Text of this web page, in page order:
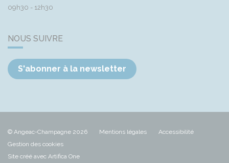
09h30 - 12h30
NOUS SUIVRE
S'abonner à la newsletter
© Angeac-Champagne 2026 Mentions légales
Accessibilité
Gestion des cookies
Site créé avec Artifica One